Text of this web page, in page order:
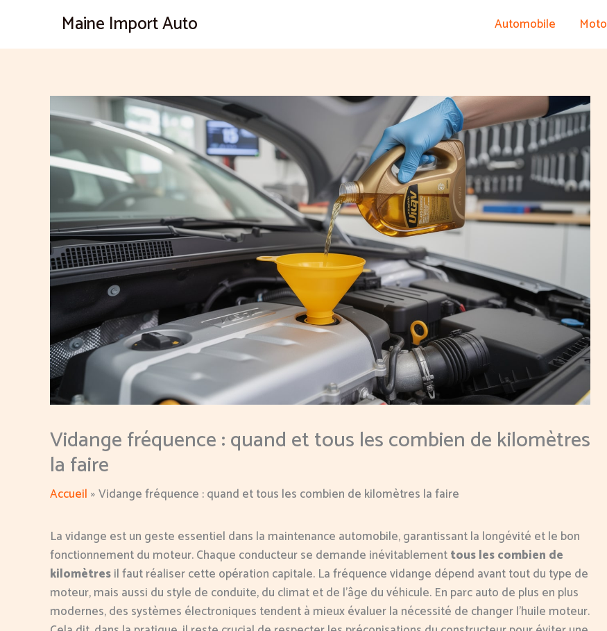
contenu
Maine Import Auto Automobile Moto
Vidange fréquence : quand et tous les combien de kilomètres
la faire
Accueil Vidange fréquence : quand et tous les combien de kilomètres la faire
La vidange est un geste essentiel dans la maintenance automobile, garantissant la longévité et le bon
fonctionnement du moteur. Chaque conducteur se demande inévitablementtous les combien de
kilomètresil faut réaliser cette opération capitale. La fréquence vidange dépend avant tout du type de
moteur, mais aussi du style de conduite, du climat et de l’âge du véhicule. En parc auto de plus en plus
modernes, des systèmes électroniques tendent à mieux évaluer la nécessité de changer l’huile moteur.